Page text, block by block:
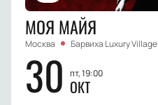
МОЯ МАЙЯ
Москва Барвиха Luxury Village
30 пт, 19:00
ОКТ